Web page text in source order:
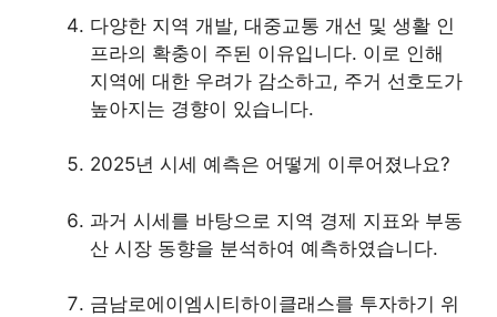
다양한 지역 개발, 대중교통 개선 및 생활 인
프라의 확충이 주된 이유입니다. 이로 인해
지역에 대한 우려가 감소하고, 주거 선호도가
높아지는 경향이 있습니다.
2025년 시세 예측은 어떻게 이루어졌나요?
과거 시세를 바탕으로 지역 경제 지표와 부동
산 시장 동향을 분석하여 예측하였습니다.
금남로에이엠시티하이클래스를 투자하기 위